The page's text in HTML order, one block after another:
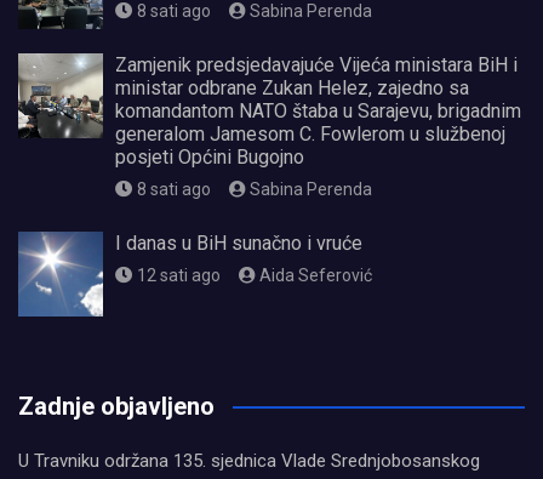
8 sati ago Sabina Perenda
Zamjenik predsjedavajuće Vijeća ministara BiH i
ministar odbrane Zukan Helez, zajedno sa
komandantom NATO štaba u Sarajevu, brigadnim
generalom Jamesom C. Fowlerom u službenoj
posjeti Općini Bugojno
8 sati ago Sabina Perenda
I danas u BiH sunačno i vruće
12 sati ago Aida Seferović
Zadnje objavljeno
U Travniku održana 135. sjednica Vlade Srednjobosanskog